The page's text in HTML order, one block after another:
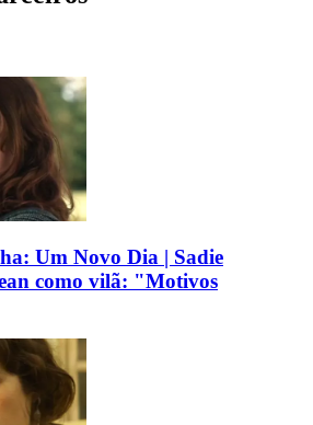
Um Novo Dia | Sadie
como vilã: "Motivos